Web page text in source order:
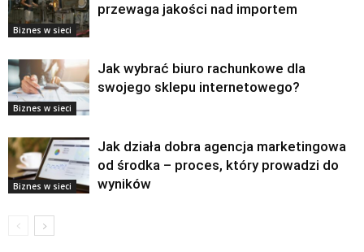
Biznes w sieci
przewaga jakości nad importem
Biznes w sieci
Jak wybrać biuro rachunkowe dla
swojego sklepu internetowego?
Biznes w sieci
Jak działa dobra agencja marketingowa
od środka – proces, który prowadzi do
wyników